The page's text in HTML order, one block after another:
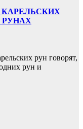
РУНАХ
рун говорят,
рун и